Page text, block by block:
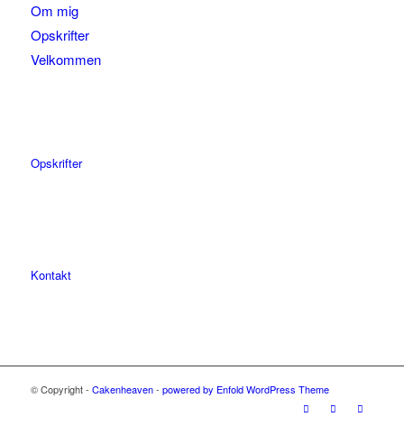
Om mig
Opskrifter
Velkommen
Opskrifter
Kontakt
© Copyright - Cakenheaven- powered by Enfold WordPress Theme